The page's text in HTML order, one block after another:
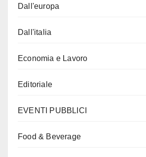
Dall'europa
Dall'italia
Economia e Lavoro
Editoriale
EVENTI PUBBLICI
Food & Beverage